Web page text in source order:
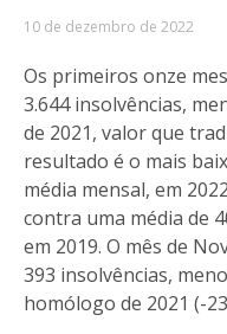
10 de dezembro de 2022
Os primeiros onze
3.644 insolvências,
de 2021, valor que
resultado é o mais
média mensal, em
contra uma média de
em 2019. O mês de
393 insolvências,
homólogo de 2021 (-